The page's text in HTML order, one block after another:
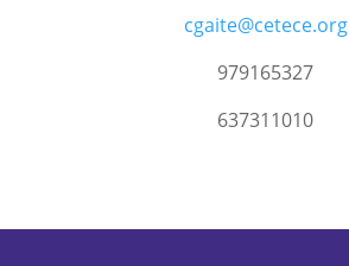
cgaite@cetece.org
979165327
637311010